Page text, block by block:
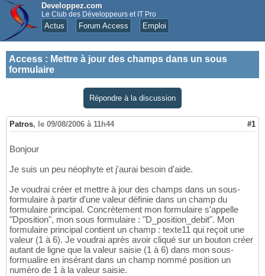
Developpez.com
Le Club des Développeurs et IT Pro
Actus Forum Access Emploi
Access : Mettre à jour des champs dans un sous
formulaire
Répondre à la discussion
Patros, le 09/08/2006 à 11h44 #1
Bonjour
Je suis un peu néophyte et j'aurai besoin d'aide.
Je voudrai créer et mettre à jour des champs dans un sous-
formulaire à partir d'une valeur définie dans un champ du
formulaire principal. Concrètement mon formulaire s'appelle
"Dposition", mon sous formulaire : "D_position_debit". Mon
formulaire principal contient un champ : texte11 qui reçoit une
valeur (1 à 6). Je voudrai après avoir cliqué sur un bouton créer
autant de ligne que la valeur saisie (1 à 6) dans mon sous-
formualire en insérant dans un champ nommé position un
numéro de 1 à la valeur saisie.